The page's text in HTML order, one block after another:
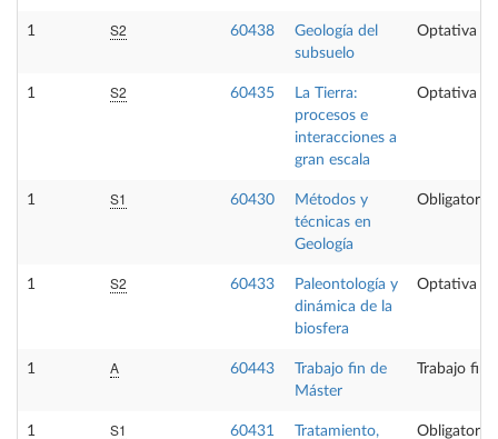
1 S2 60438
Geología del
subsuelo
Optativa
1 S2 60435
La Tierra:
procesos e
interacciones a
gran escala
Optativa
1 S1 60430
Métodos y
técnicas en
Geología
Obligatoria
1 S2 60433
Paleontología y
dinámica de la
biosfera
Optativa
1 A 60443
Trabajo fin de
Máster
Trabajo fin
1 S1 60431
Tratamiento,
Obligatoria